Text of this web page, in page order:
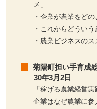
メ」
・企業が農業をど
・これからどうい
・農業ビジネスのス
菊陽町担い手育成
30年3月2日
「稼げる農業経営
企業はなぜ農業に参